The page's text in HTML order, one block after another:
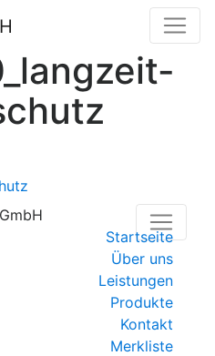
Startseite
Über uns
Leistungen
Produkte
Kontakt
Merkliste